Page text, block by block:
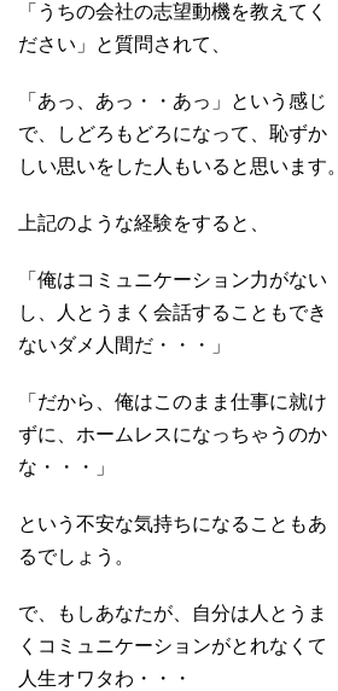
「うちの会社の志望動機を教えてく
ださい」と質問されて、
「あっ、あっ・・あっ」という感じ
で、しどろもどろになって、恥ずか
しい思いをした人もいると思います。
上記のような経験をすると、
「俺はコミュニケーション力がない
し、人とうまく会話することもでき
ないダメ人間だ・・・」
「だから、俺はこのまま仕事に就け
ずに、ホームレスになっちゃうのか
な・・・」
という不安な気持ちになることもあ
るでしょう。
で、もしあなたが、自分は人とうま
くコミュニケーションがとれなくて
人生オワタわ・・・